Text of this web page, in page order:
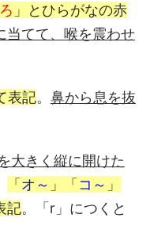
ろ 」とひらがなの赤
てて、 喉を震わせ
表記。 鼻から息を抜
大きく縦に開けた
「オ～ 」「コ～ 」
記。「r」につくと